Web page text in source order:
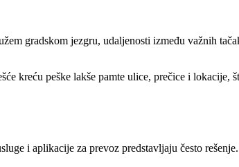
gradskom jezgru, udaljenosti između važnih
kreću peške lakše pamte ulice, prečice i lokacije,
i aplikacije za prevoz predstavljaju često